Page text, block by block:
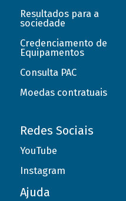
Resultados para a
sociedade
Credenciamento de
Equipamentos
Consulta PAC
Moedas contratuais
Redes Sociais
YouTube
Instagram
Ajuda